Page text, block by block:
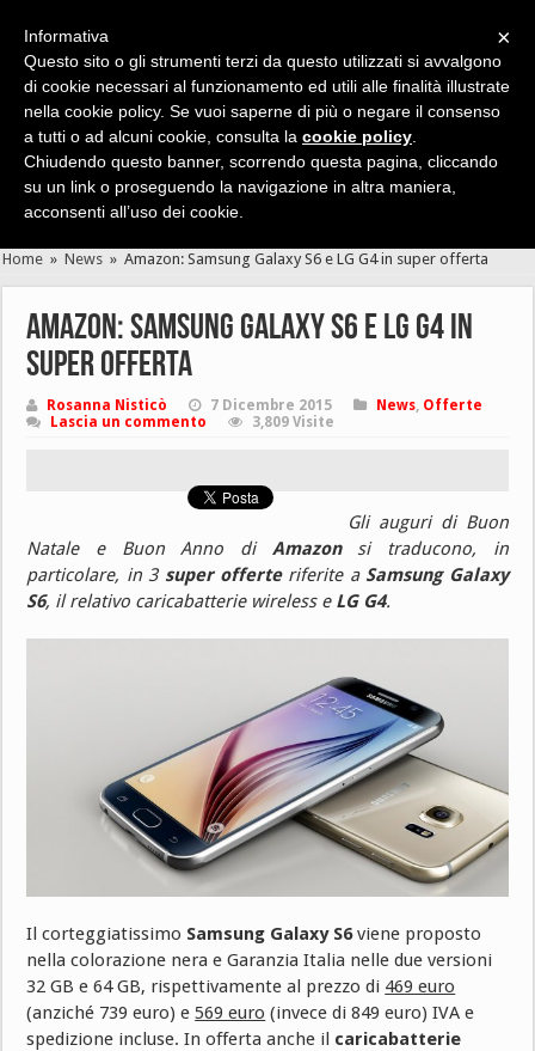
Cerca velocemente news, recensioni, guide, app, giochi ...
Home » News » Amazon: Samsung Galaxy S6 e LG G4 in super offerta
Amazon: Samsung Galaxy S6 e LG G4 in
super offerta
Rosanna Nisticò 7 Dicembre 2015 News, Offerte
Lascia un commento
3,809 Visite
Gli auguri di Buon
Natale e Buon Anno di Amazonsi traducono, in
particolare, in 3super offerteriferite a Samsung Galaxy
S6, il relativo caricabatterie wireless e LG G4.
Il corteggiatissimo Samsung Galaxy S6viene proposto
nella colorazione nera e Garanzia Italia nelle due versioni
32 GB e 64 GB, rispettivamente al prezzo di 469 euro
(anziché 739 euro) e569 euro (invece di 849 euro) IVA e
spedizione incluse. In offerta anche il caricabatterie
×
Informativa
Questo sito o gli strumenti terzi da questo utilizzati si avvalgono
di cookie necessari al funzionamento ed utili alle finalità illustrate
nella cookie policy. Se vuoi saperne di più o negare il consenso
a tutti o ad alcuni cookie, consulta la cookie policy
Chiudendo questo banner, scorrendo questa pagina, cliccando
su un link o proseguendo la navigazione in altra maniera,
acconsenti all’uso dei cookie.